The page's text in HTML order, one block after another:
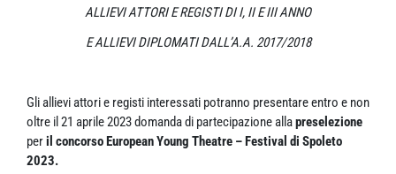
ALLIEVI ATTORI E REGISTI DI I, II E III ANNO
E ALLIEVI DIPLOMATI DALL’A.A. 2017/2018
Gli allievi attori e registi interessati potranno presentare entro e non
oltre il 21 aprile 2023 domanda di partecipazione allapreselezione
peril concorso European Young Theatre – Festival di Spoleto
2023.